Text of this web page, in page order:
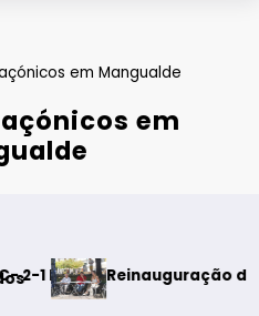
em Mangualde
em
Reinauguração da Cabine de